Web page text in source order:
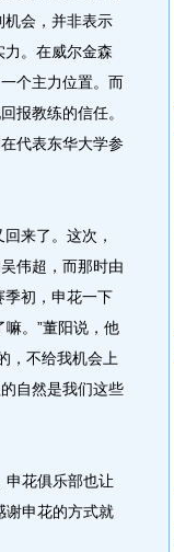
机会，并非表示
力。在威尔金森
个主力位置。而
报教练的信任。
代表东华大学参
来了。这次，
伟超，而那时由
季初，申花一下
。”董阳说，他
，不给我机会上
自然是我们这些
花俱乐部也让
谢申花的方式就